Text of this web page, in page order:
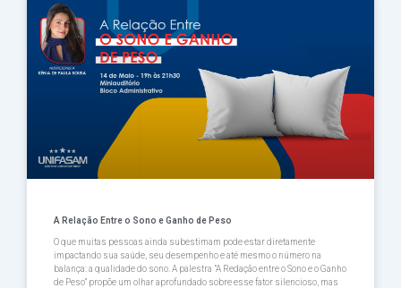
A Relação Entre o Sono e Ganho de Peso
O que muitas pessoas ainda subestimam pode estar diretamente
impactando sua saúde, seu desempenho e até mesmo o número na
balança: a qualidade do sono. A palestra ”A Redação entre o Sono e o Ganho
de Peso” propõe um olhar aprofundado sobre esse fator silencioso, mas